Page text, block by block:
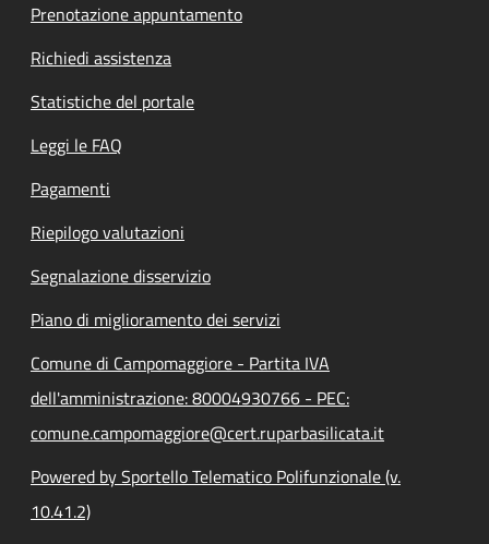
Prenotazione appuntamento
Richiedi assistenza
Statistiche del portale
Leggi le FAQ
Pagamenti
Riepilogo valutazioni
Segnalazione disservizio
Piano di miglioramento dei servizi
Comune di Campomaggiore - Partita IVA
dell'amministrazione: 80004930766 - PEC:
comune.campomaggiore@cert.ruparbasilicata.it
Powered by Sportello Telematico Polifunzionale (v.
10.41.2)